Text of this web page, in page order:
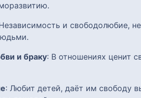
и свободолюбие,
и браку: В отношениях ценит
: Любит детей, даёт им свободу